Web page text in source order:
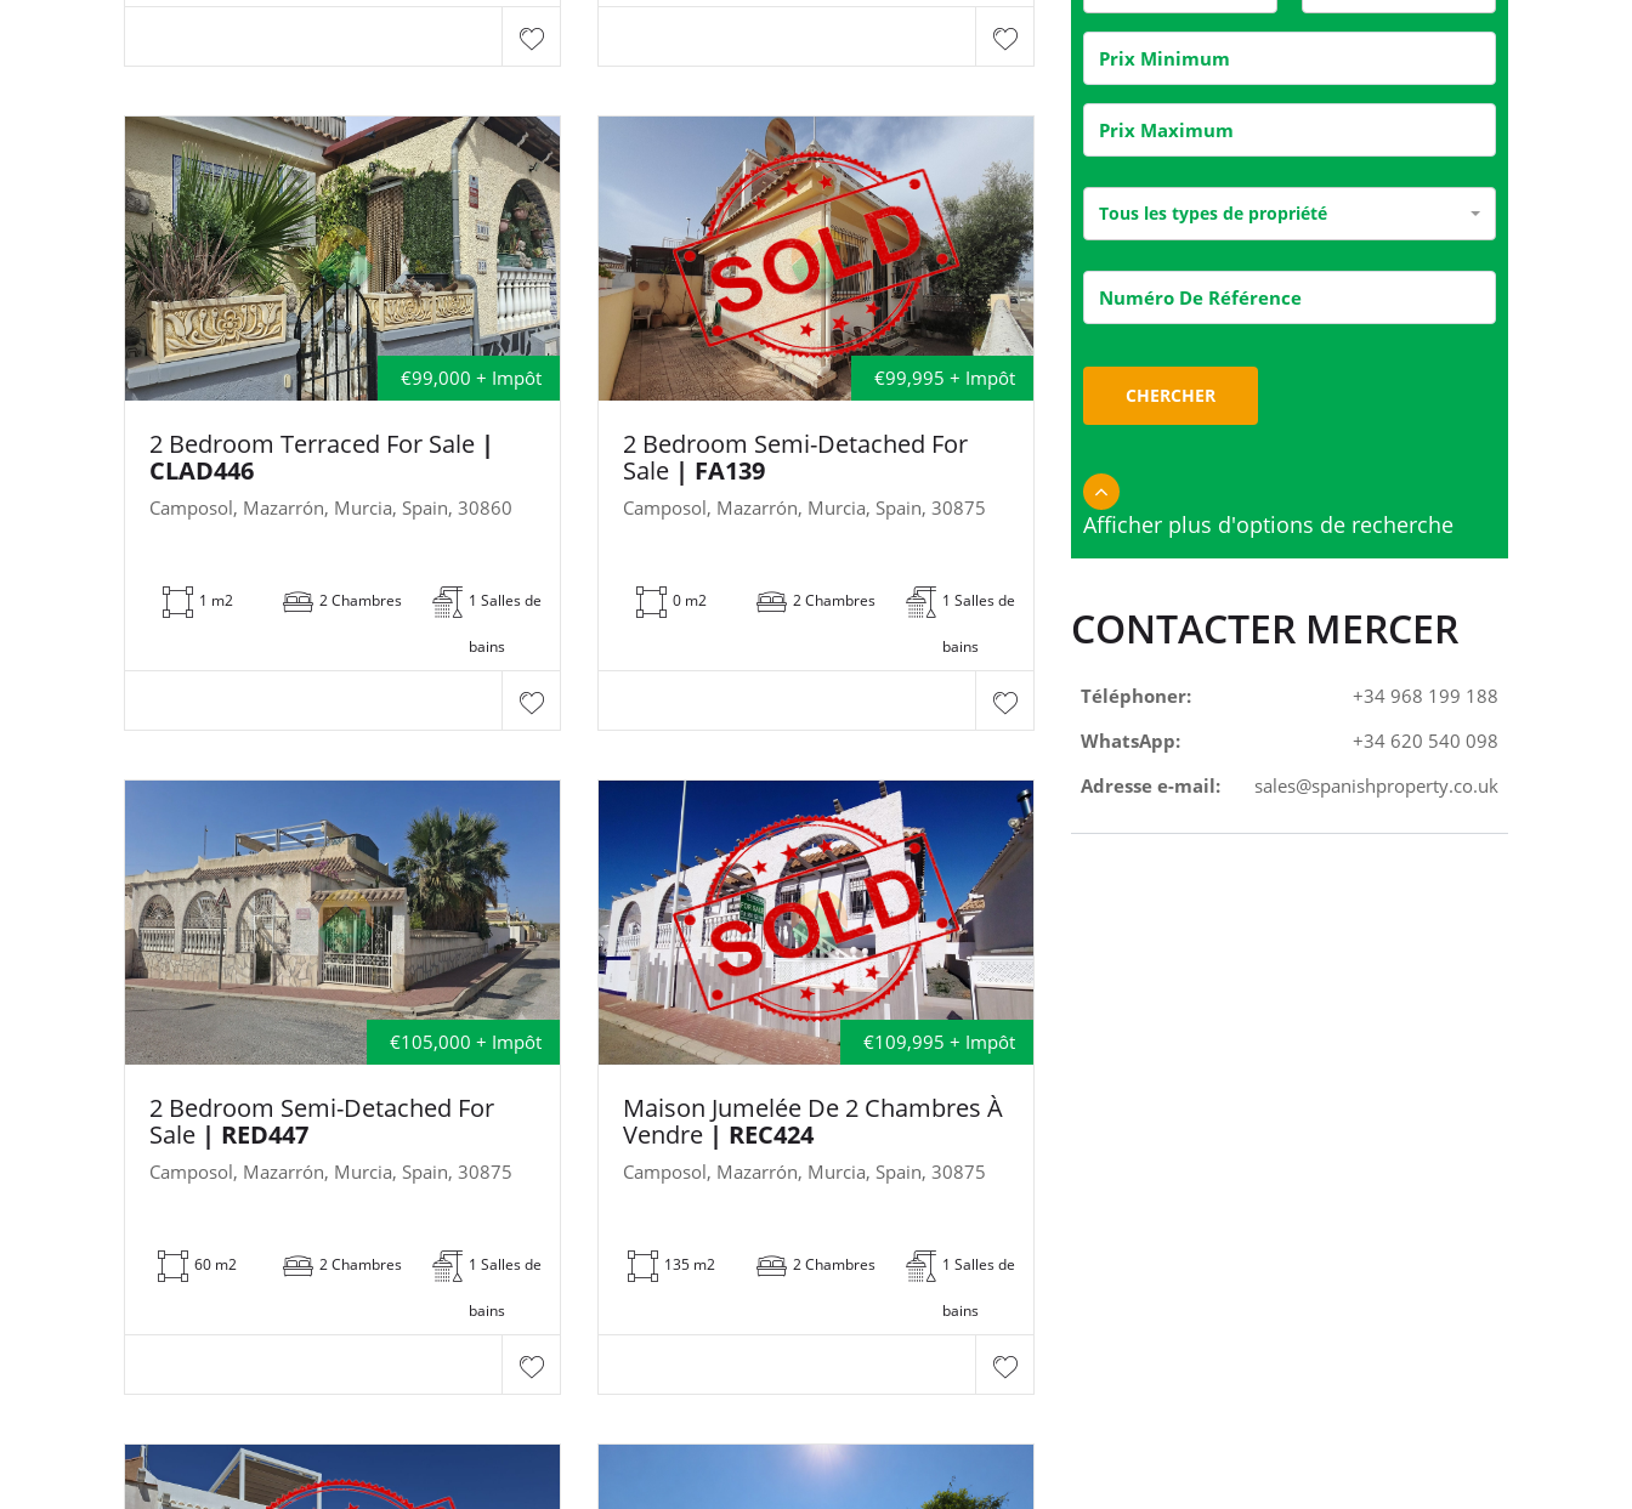
€99,000 + Impôt
2 Bedroom Terraced For Sale |
CLAD446
Camposol, Mazarrón, Murcia, Spain, 30860
1 m2 2 Chambres 1 Salles de
bains
€99,995 + Impôt
2 Bedroom Semi-Detached For
Sale | FA139
Camposol, Mazarrón, Murcia, Spain, 30875
0 m2 2 Chambres 1 Salles de
bains
€105,000 + Impôt
2 Bedroom Semi-Detached For
Sale | RED447
Camposol, Mazarrón, Murcia, Spain, 30875
60 m2 2 Chambres 1 Salles de
bains
€109,995 + Impôt
Maison Jumelée De 2 Chambres À
Vendre | REC424
Camposol, Mazarrón, Murcia, Spain, 30875
135 m2 2 Chambres 1 Salles de
bains
Tous les types de propriété
CHERCHER
Afficher plus d'options de recherche
CONTACTER MERCER
Téléphoner:
+34 968 199 188
WhatsApp:
+34 620 540 098
Adresse e-mail:
sales@spanishproperty.co.uk